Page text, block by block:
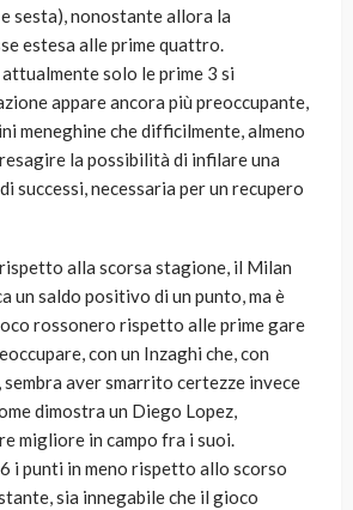
sesta), nonostante allora la
estesa alle prime quattro.
solo le prime 3 si
appare ancora più preoccupante,
meneghine che difficilmente, almeno
la possibilità di infilare una
successi, necessaria per un recupero
alla scorsa stagione, il Milan
un saldo positivo di un punto, ma è
rossonero rispetto alle prime gare
con un Inzaghi che, con
sembra aver smarrito certezze invece
dimostra un Diego Lopez,
migliore in campo fra i suoi.
i punti in meno rispetto allo scorso
sia innegabile che il gioco